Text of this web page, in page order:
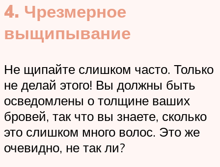
4. Чрезмерное
выщипывание
Не щипайте слишком часто. Только
не делай этого! Вы должны быть
осведомлены о толщине ваших
бровей, так что вы знаете, сколько
это слишком много волос. Это же
очевидно, не так ли?